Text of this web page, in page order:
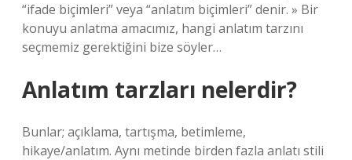
“ifade biçimleri” veya “anlatım biçimleri” denir. » Bir
konuyu anlatma amacımız, hangi anlatım tarzını
seçmemiz gerektiğini bize söyler…
Anlatım tarzları nelerdir?
Bunlar; açıklama, tartışma, betimleme,
hikaye/anlatım. Aynı metinde birden fazla anlatı stili